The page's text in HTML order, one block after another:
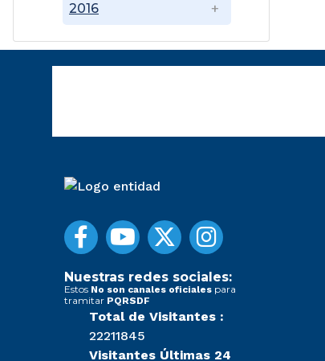
2016
Nuestras redes sociales:
Estos No son canales oficiales para
tramitar PQRSDF
Total de Visitantes :
22211845
Visitantes Últimas 24